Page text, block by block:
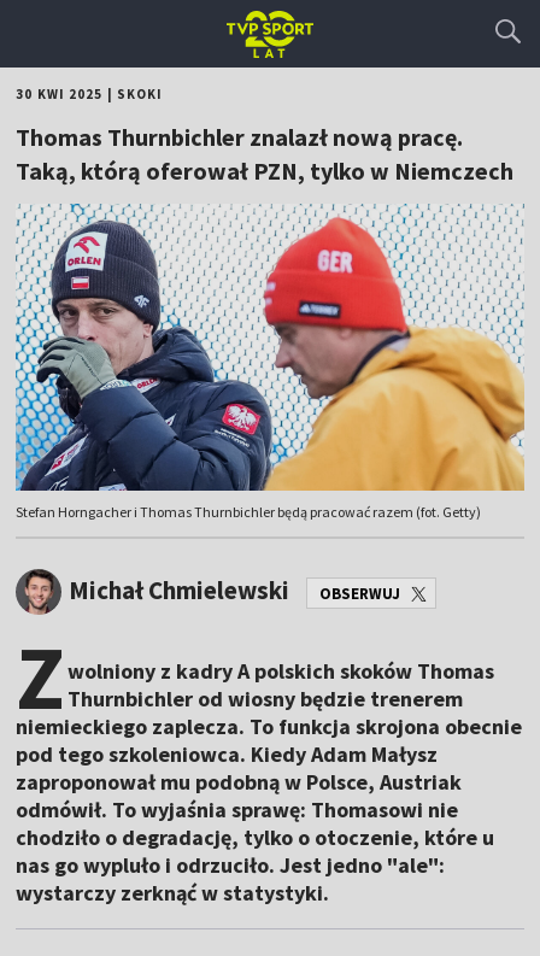
30 KWI 2025 SKOKI
Thomas Thurnbichler znalazł nową pracę.
Taką, którą oferował PZN, tylko w Niemczech
Stefan Horngacher i Thomas Thurnbichler będą pracować razem (fot. Getty)
Michał Chmielewski OBSERWUJ
Z wolniony z kadry A polskich skoków Thomas
Thurnbichler od wiosny będzie trenerem
niemieckiego zaplecza. To funkcja skrojona obecnie
pod tego szkoleniowca. Kiedy Adam Małysz
zaproponował mu podobną w Polsce, Austriak
odmówił. To wyjaśnia sprawę: Thomasowi nie
chodziło o degradację, tylko o otoczenie, które u
nas go wypluło i odrzuciło. Jest jedno "ale":
wystarczy zerknąć w statystyki.